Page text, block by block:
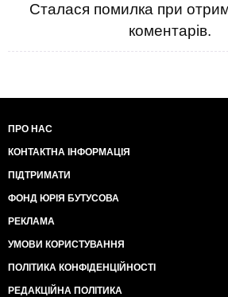
Сталася помилка при
коментарів.
ПРО НАС
КОНТАКТНА ІНФОРМАЦІЯ
ПІДТРИМАТИ
ФОНД ЮРІЯ БУТУСОВА
РЕКЛАМА
УМОВИ КОРИСТУВАННЯ
ПОЛІТИКА КОНФІДЕНЦІЙНОСТІ
РЕДАКЦІЙНА ПОЛІТИКА